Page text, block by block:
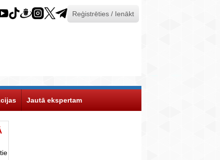
Reģistrēties / Ienākt
Jautā ekspertam